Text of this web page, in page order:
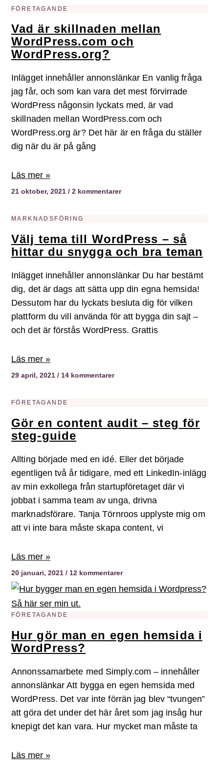
FÖRETAGANDE
Vad är skillnaden mellan
WordPress.com och
WordPress.org?
Inlägget innehåller annonslänkar En vanlig fråga
jag får, och som kan vara det mest förvirrade
WordPress någonsin lyckats med, är vad
skillnaden mellan WordPress.com och
WordPress.org är? Det här är en fråga du ställer
dig när du är på gång
Läs mer »
21 oktober, 2021 2 kommentarer
MARKNADSFÖRING
Välj tema till WordPress – så
hittar du snygga och bra teman
Inlägget innehåller annonslänkar Du har bestämt
dig, det är dags att sätta upp din egna hemsida!
Dessutom har du lyckats besluta dig för vilken
plattform du vill använda för att bygga din sajt –
och det är förstås WordPress. Grattis
Läs mer »
29 april, 2021 14 kommentarer
FÖRETAGANDE
Gör en content audit – steg för
steg-guide
Allting började med en idé. Eller det började
egentligen två år tidigare, med ett LinkedIn-inlägg
av min exkollega från startupföretaget där vi
jobbat i samma team av unga, drivna
marknadsförare. Tanja Törnroos upplyste mig om
att vi inte bara måste skapa content, vi
Läs mer »
20 januari, 2021 12 kommentarer
FÖRETAGANDE
Hur gör man en egen hemsida i
WordPress?
Annonssamarbete med Simply.com – innehåller
annonslänkar Att bygga en egen hemsida med
WordPress. Det var inte förrän jag blev “tvungen”
att göra det under det här året som jag insåg hur
knepigt det kan vara. Hur mycket man måste ta
Läs mer »